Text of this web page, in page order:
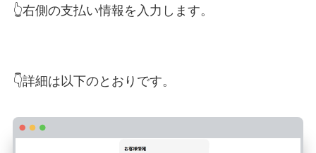
👆右側の支払い情報を入力します。
👇詳細は以下のとおりです。